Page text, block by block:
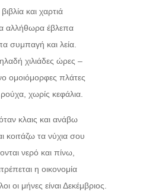
και χαρτιά
αλλήθωρα έβλεπα
συμπαγή και λεία.
χιλιάδες ώρες –
ομοιόμορφες πλάτες
χωρίς κεφάλια.
όταν κλαις και ανάβω
κοιτάζω τα νύχια σου
νερό και πίνω,
η οικονομία
οι μήνες είναι Δεκέμβριος.